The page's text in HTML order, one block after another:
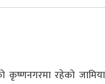
कृष्णनगरमा रहेको